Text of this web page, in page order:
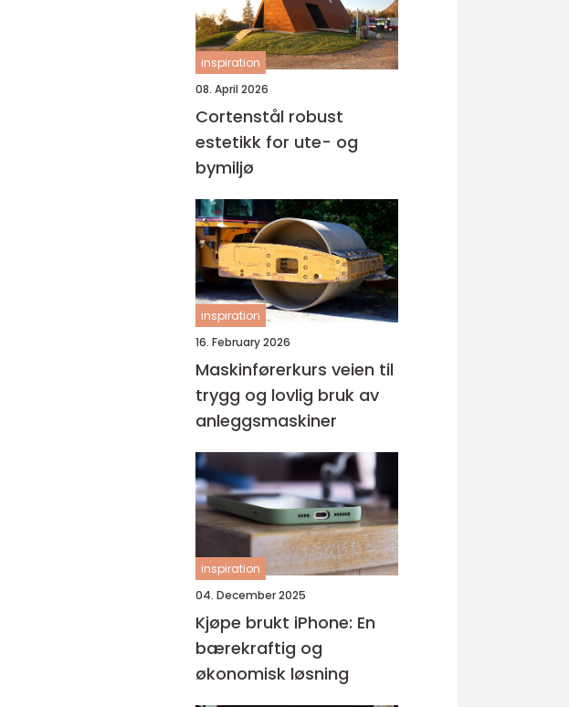
inspiration
08. April 2026
Cortenstål robust
estetikk for ute- og
bymiljø
inspiration
16. February 2026
Maskinførerkurs veien til
trygg og lovlig bruk av
anleggsmaskiner
inspiration
04. December 2025
Kjøpe brukt iPhone: En
bærekraftig og
økonomisk løsning